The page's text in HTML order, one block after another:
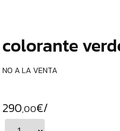
640271930
colorante
NO A LA VENTA
290,00€/